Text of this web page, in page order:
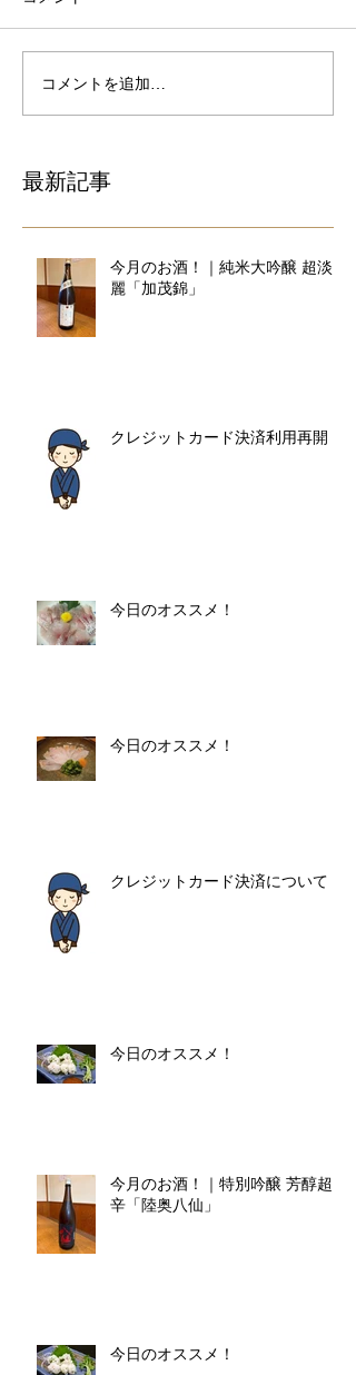
コメントを追加…
最新記事
今月のお酒！｜純米大吟醸 超淡
麗「加茂錦」
クレジットカード決済利用再開
今日のオススメ！
今日のオススメ！
クレジットカード決済について
今日のオススメ！
今月のお酒！｜特別吟醸 芳醇超
辛「陸奥八仙」
今日のオススメ！